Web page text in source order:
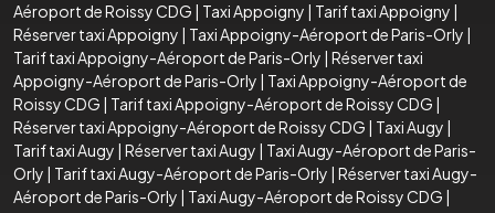
Aéroport de Roissy CDG | Taxi Appoigny | Tarif taxi Appoigny |
Réserver taxi Appoigny | Taxi Appoigny-Aéroport de Paris-Orly |
Tarif taxi Appoigny-Aéroport de Paris-Orly | Réserver taxi
Appoigny-Aéroport de Paris-Orly | Taxi Appoigny-Aéroport de
Roissy CDG | Tarif taxi Appoigny-Aéroport de Roissy CDG |
Réserver taxi Appoigny-Aéroport de Roissy CDG | Taxi Augy |
Tarif taxi Augy | Réserver taxi Augy | Taxi Augy-Aéroport de Paris-
Orly | Tarif taxi Augy-Aéroport de Paris-Orly | Réserver taxi Augy-
Aéroport de Paris-Orly | Taxi Augy-Aéroport de Roissy CDG |